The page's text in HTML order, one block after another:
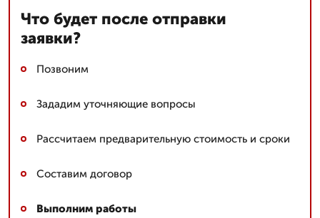
Что будет после отправки
заявки?
Позвоним
Зададим уточняющие вопросы
Рассчитаем предварительную стоимость и сроки
Составим договор
Выполним работы